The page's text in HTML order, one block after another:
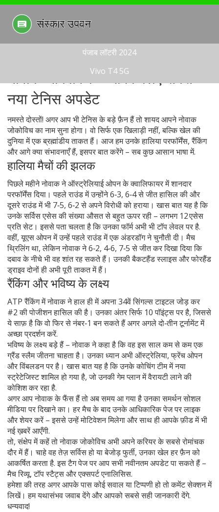
पंजाब लॉटरी 2024
Vivo T4 5G
नोवाक जोकोविच – आपके लिए सबसे
नया टेनिस अपडेट
नमस्ते दोस्तों! अगर आप भी टेनिस के बड़े फ़ैन हैं तो शायद आपने नोवाक
जोकोविच का नाम सुना होगा। वो सिर्फ एक खिलाड़ी नहीं, बल्कि खेल की
दुनिया में एक ब्रह्मांडीय ताकत हैं। आज हम उनके हालिया परफॉर्मेंस, रैंकिंग
और आगे क्या संभावनाएँ हैं, इसपर बात करेंगे – सब कुछ आसान भाषा में.
हालिया मैचों की झलक
पिछले महीने नोवाक ने ऑस्ट्रेलियाई ओपन के क्वालिफायर में शानदार
परफॉर्मेंस दिया। पहले राउंड में उन्होंने 6‑3, 6‑4 से जीत हासिल की और
दूसरे राउंड में भी 7‑5, 6‑2 से अपने विरोधी को हराया। खास बात यह है कि
उनके सर्विस एसेस की संख्या औसत से बहुत ऊपर रही – लगभग 12 एसेस
प्रति सेट। इससे पता चलता है कि उनका फॉर्म अभी भी टॉप लेवल पर है.
वहीं, यूएस ओपन में उन्हें पहले राउंड में एक अंडरडॉग ने चुनौती दी। मैच
थ्रिलिंग था, लेकिन नोवाक ने 6‑2, 4‑6, 7‑5 से जीत कर दिखा दिया कि
दबाव के नीचे भी वह शांत रह सकते हैं। उनकी बैकटहैंड स्लाइस और फोरहैंड
ड्राइव दोनों ही अभी पूरी ताकत में हैं।
रैंकिंग और भविष्य के लक्ष्य
ATP रैंकिंग में नोवाक ने हाल ही में अपना 34वें सिंगल्स टाइटल जोड़ कर
#2 की पोजीशन हासिल की है। उनका अंतर सिर्फ 10 पॉइंट्स पर है, जिससे
ये साफ़ है कि वो फिर से नंबर‑1 बन सकते हैं अगर अगले दो‑तीन टूर्नामेंट में
अच्छा प्रदर्शन करें.
भविष्य के लक्ष्य बड़े हैं – नोवाक ने कहा है कि वह इस साल कम से कम एक
ग्रैंड स्लैम जीतना चाहता है। उनका ध्यान अभी ऑस्ट्रेलिया, फ्रेंच ओपन
और विंबलडन पर है। खास बात यह है कि उनके कोचिंग टीम में नया
स्ट्रेटेजिस्ट शामिल हो गया है, जो उनकी गेम प्लान में वैरायटी लाने की
कोशिश कर रहा है.
अगर आप नोवाक के फैंस हैं तो अब समय आ गया है उनका समर्थन सोशल
मीडिया पर दिखाने का। हर मैच के बाद उनके आधिकारिक पेज पर लाइक
और शेयर करें – इससे उन्हें मोटिवेशन मिलेगा और साथ ही आपके फ़ीड में भी
नई ख़बरें आएँगी.
तो, संक्षेप में कहें तो नोवाक जोकोविच अभी अपने करियर के सबसे रोमांचक
दौर में हैं। चाहे वह तेज़ सर्विस हो या बेजोड़ फुर्ती, उनका खेल हर फ़ैन को
आकर्षित करता है. इस टैग पेज पर आप सभी नवीनतम अपडेट पा सकते हैं –
मैच रिव्यू, टॉप स्टैट्स और एक्सपर्ट एनालिसिस.
हमेशा की तरह अगर आपके पास कोई सवाल या टिप्पणी हो तो कमेंट सेक्शन में
लिखें। हम यथासंभव जवाब देंगे और आपको सबसे सही जानकारी देंगे.
धन्यवाद!